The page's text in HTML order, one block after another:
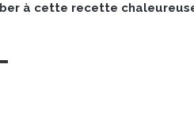
à cette recette